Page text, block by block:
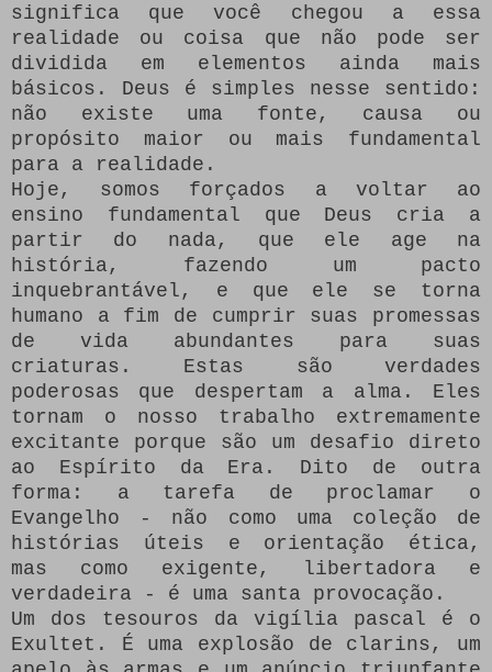
significa que você chegou a essa
realidade ou coisa que não pode ser
dividida em elementos ainda mais
básicos.
Deus é simples nesse sentido:
não existe uma fonte, causa ou
propósito maior ou mais fundamental
para a realidade.
Hoje, somos forçados a voltar ao
ensino fundamental que Deus cria a
partir do nada, que ele age na
história, fazendo um pacto
inquebrantável, e que ele se torna
humano a fim de cumprir suas promessas
de vida abundantes para suas
criaturas.
Estas são verdades
poderosas que despertam a alma.
Eles
tornam o nosso trabalho extremamente
excitante porque são um desafio direto
ao Espírito da Era.
Dito de outra
forma: a tarefa de proclamar o
Evangelho - não como uma coleção de
histórias úteis e orientação ética,
mas como exigente, libertadora e
verdadeira - é uma santa provocação.
Um dos tesouros da vigília pascal é o
Exultet.
É uma explosão de clarins, um